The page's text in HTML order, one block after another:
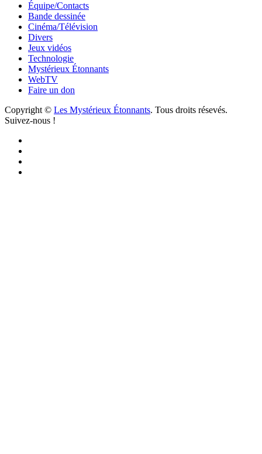
Équipe/Contacts
Bande dessinée
Cinéma/Télévision
Divers
Jeux vidéos
Technologie
Mystérieux Étonnants
WebTV
Faire un don
Copyright © Les Mystérieux Étonnants. Tous droits résevés.
Suivez-nous !